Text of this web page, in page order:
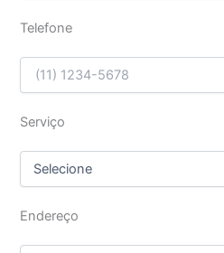
Telefone
Serviço
Endereço